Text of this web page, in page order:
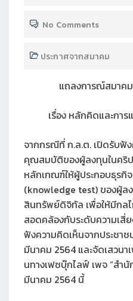
No Comments
ประกาศจากสมาคม
แถลงการณ์สมาค
เรื่อง หลักคิดและกา
จากกรณีที่ ก.ล.ต. เปิดรับฟั
คุณสมบัติของผู้ลงทุนในคริป
หลักเกณฑ์ให้ผู้ประกอบธุรกิ
(knowledge test) ของผู้ล
สินทรัพย์ดิจิทัล เพื่อให้มีกล
สอดคล้องกับระดับความเ
ฟังความคิดเห็นจากประชา
มีนาคม 2564 และจัดเสวน
นทางเฟซบุ๊กไลฟ์ เพจ “สำ
มีนาคม 2564 นี้